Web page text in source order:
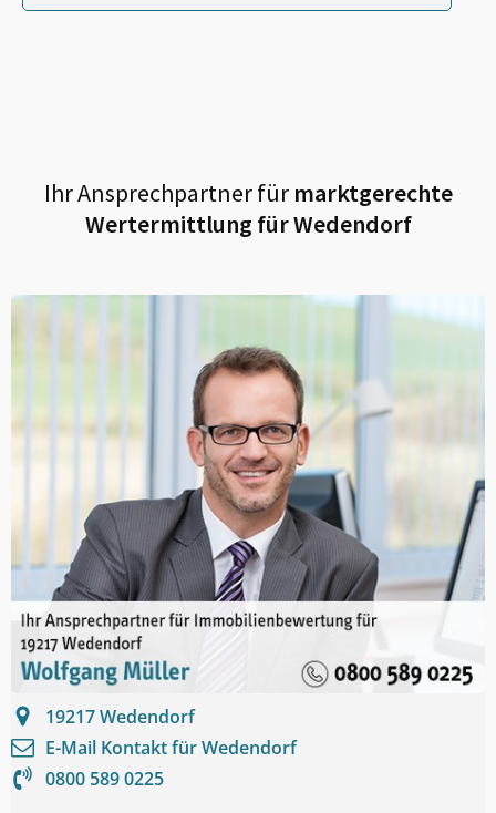
Ihr Ansprechpartner fürmarktgerechte
Wertermittlung fürWedendorf
19217Wedendorf
E-Mail Kontakt fürWedendorf
0800 589 0225